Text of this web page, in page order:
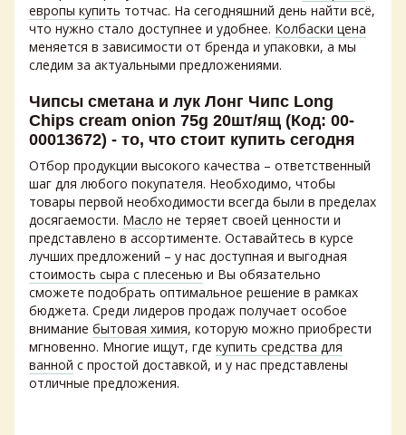
европы купить тотчас. На сегодняшний день найти всё,
что нужно стало доступнее и удобнее. Колбаски цена
меняется в зависимости от бренда и упаковки, а мы
следим за актуальными предложениями.
Чипсы сметана и лук Лонг Чипс Long
Chips cream onion 75g 20шт/ящ (Код: 00-
00013672) - то, что стоит купить сегодня
Отбор продукции высокого качества – ответственный
шаг для любого покупателя. Необходимо, чтобы
товары первой необходимости всегда были в пределах
досягаемости. Масло не теряет своей ценности и
представлено в ассортименте. Оставайтесь в курсе
лучших предложений – у нас доступная и выгодная
стоимость сыра с плесенью и Вы обязательно
сможете подобрать оптимальное решение в рамках
бюджета. Среди лидеров продаж получает особое
внимание бытовая химия, которую можно приобрести
мгновенно. Многие ищут, где купить средства для
ванной с простой доставкой, и у нас представлены
отличные предложения.